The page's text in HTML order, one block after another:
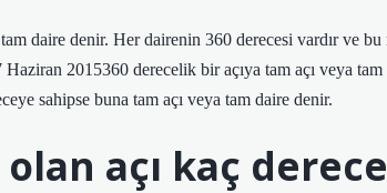
daire denir. Her dairenin 360 derecesi vardır ve
2015360 derecelik bir açıya tam açı veya
sahipse buna tam açı veya tam daire denir.
açı kaç